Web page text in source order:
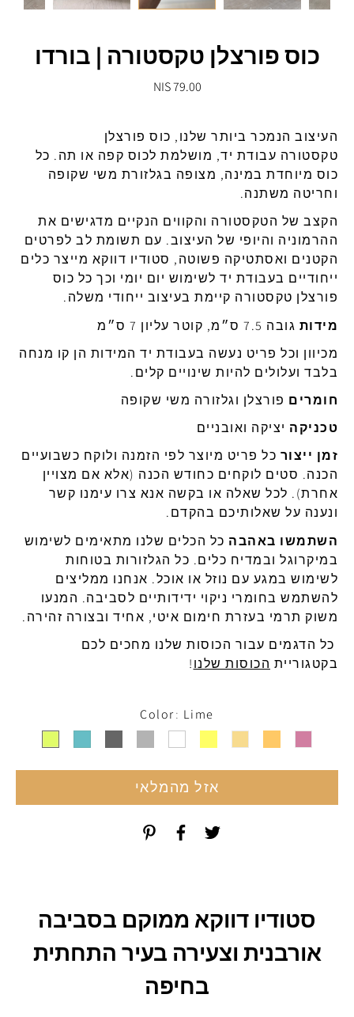
כוס פורצלן טקסטורה | בורדו
79.00 NIS
העיצוב הנמכר ביותר שלנו, כוס פורצלן
טקסטורה עבודת יד, מושלמת לכוס קפה או תה. כל
כוס מיוחדת במינה, מצופה בגלזורת משי שקופה
וחריטה משתנה.
הקצב של הטקסטורה והקווים הנקיים מדגישים את
ההרמוניה והיופי של העיצוב. עם תשומת לב לפרטים
הקטנים ואסתטיקה פשוטה, סטודיו דווקא מייצר כלים
ייחודיים בעבודת יד לשימוש יום יומי וכך כל כוס
פורצלן טקסטורה קיימת בעיצוב ייחודי משלה.
מידות גובה ס״מ, קוטר עליון
ס״מ
מכיוון וכל פריט נעשה בעבודת יד המידות הן קו מנחה
בלבד ועלולים להיות שינויים קלים.
חומרים פורצלן וגלזורה משי שקופה
טכניקה יציקה ואובניים
זמן ייצור כל פריט מיוצר לפי הזמנה ולוקח כשבועיים
הכנה. סטים לוקחים כחודש הכנה (אלא אם מצויין
אחרת). לכל שאלה או בקשה אנא צרו עימנו קשר
ונענה על שאלותיכם בהקדם.
השתמשו באהבה כל הכלים שלנו מתאימים לשימוש
במיקרוגל ובמדיח כלים. כל הגלזורות בטוחות
לשימוש במגע עם נוזל או אוכל. אנחנו ממליצים
להשתמש בחומרי ניקוי ידידותיים לסביבה. המנעו
משוק תרמי בעזרת חימום איטי, אחיד ובצורה זהירה.
כל הדגמים עבור הכוסות שלנו מחכים לכם
בקטגוריית הכוסות שלנו!
Color Lime
אזל מהמלאי
סטודיו דווקא ממוקם בסביבה
אורבנית וצעירה בעיר התחתית
בחיפה